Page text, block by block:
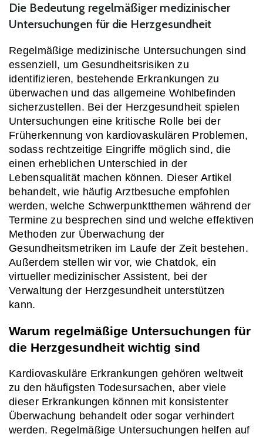
Die Bedeutung regelmäßiger medizinischer
Untersuchungen für die Herzgesundheit
Regelmäßige medizinische Untersuchungen sind
essenziell, um Gesundheitsrisiken zu
identifizieren, bestehende Erkrankungen zu
überwachen und das allgemeine Wohlbefinden
sicherzustellen. Bei der Herzgesundheit spielen
Untersuchungen eine kritische Rolle bei der
Früherkennung von kardiovaskulären Problemen,
sodass rechtzeitige Eingriffe möglich sind, die
einen erheblichen Unterschied in der
Lebensqualität machen können. Dieser Artikel
behandelt, wie häufig Arztbesuche empfohlen
werden, welche Schwerpunktthemen während der
Termine zu besprechen sind und welche effektiven
Methoden zur Überwachung der
Gesundheitsmetriken im Laufe der Zeit bestehen.
Außerdem stellen wir vor, wie Chatdok, ein
virtueller medizinischer Assistent, bei der
Verwaltung der Herzgesundheit unterstützen
kann.
Warum regelmäßige Untersuchungen für
die Herzgesundheit wichtig sind
Kardiovaskuläre Erkrankungen gehören weltweit
zu den häufigsten Todesursachen, aber viele
dieser Erkrankungen können mit konsistenter
Überwachung behandelt oder sogar verhindert
werden. Regelmäßige Untersuchungen helfen auf